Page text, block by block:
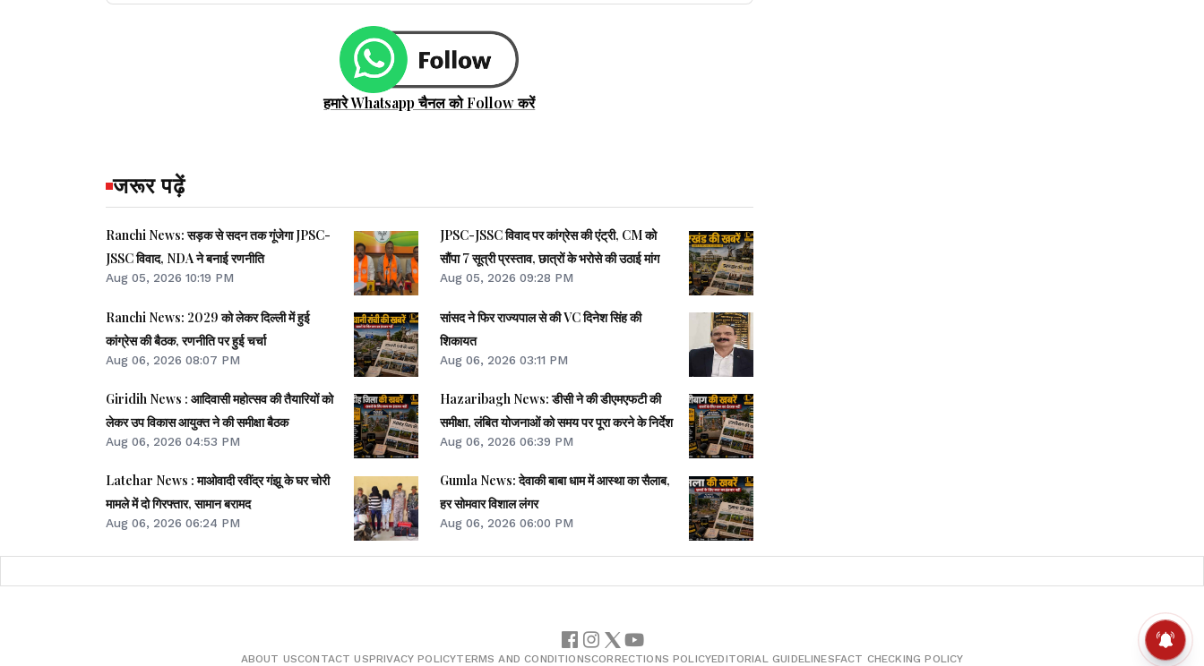
हमारे Whatsapp चैनल को Follow करें
जरूर पढ़ें
Ranchi News: सड़क से सदन तक गूंजेगा JPSC-
JSSC विवाद, NDA ने बनाई रणनीति
Aug 05, 2026 10:19 PM
Ranchi News: 2029 को लेकर दिल्ली में हुई
कांग्रेस की बैठक, रणनीति पर हुई चर्चा
Aug 06, 2026 08:07 PM
Giridih News : आदिवासी महोत्सव की तैयारियों को
लेकर उप विकास आयुक्त ने की समीक्षा बैठक
Aug 06, 2026 04:53 PM
Latehar News : माओवादी रवींद्र गंझू के घर चोरी
मामले में दो गिरफ्तार, सामान बरामद
Aug 06, 2026 06:24 PM
JPSC-JSSC विवाद पर कांग्रेस की एंट्री, CM को
सौंपा 7 सूत्री प्रस्ताव, छात्रों के भरोसे की उठाई मांग
Aug 05, 2026 09:28 PM
सांसद ने फिर राज्यपाल से की VC दिनेश सिंह की
शिकायत
Aug 06, 2026 03:11 PM
Hazaribagh News: डीसी ने की डीएमएफटी की
समीक्षा, लंबित योजनाओं को समय पर पूरा करने के निर्देश
Aug 06, 2026 06:39 PM
Gumla News: देवाकी बाबा धाम में आस्था का सैलाब,
हर सोमवार विशाल लंगर
Aug 06, 2026 06:00 PM
ABOUT USCONTACT USPRIVACY POLICYTERMS AND CONDITIONSCORRECTIONS POLICYEDITORIAL GUIDELINESFACT CHECKING POLICY